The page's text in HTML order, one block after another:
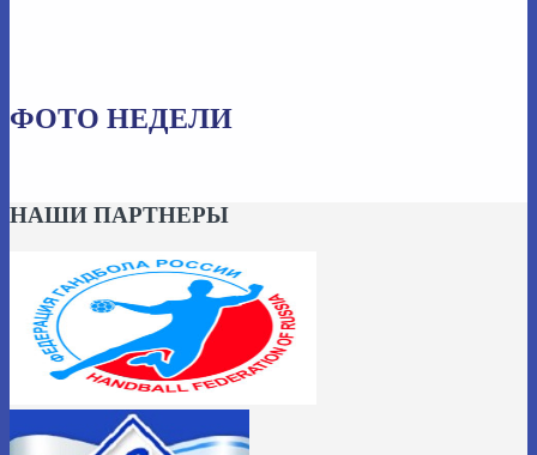
ФОТО НЕДЕЛИ
НАШИ ПАРТНЕРЫ